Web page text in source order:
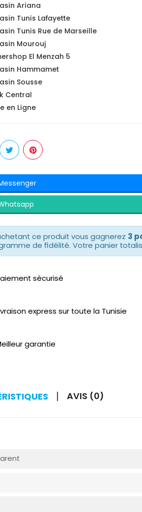
Ariana
Tunis Lafayette
Tunis Rue de Marseille
Mourouj
El Menzah 5
Hammamet
Sousse
Central
en Ligne
ce produit vous gagnerez 3
de fidélité. Votre panier
sécurisé
express sur toute la Tunisie
garantie
AVIS (0)